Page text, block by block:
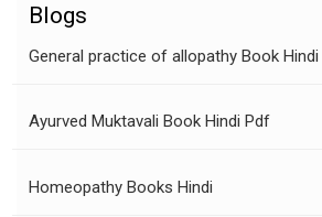
Blogs
General practice of allopathy Book Hindi
Ayurved Muktavali Book Hindi Pdf
Homeopathy Books Hindi